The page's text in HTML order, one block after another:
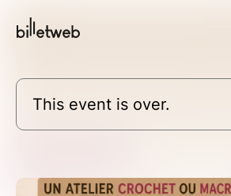
This event is over.